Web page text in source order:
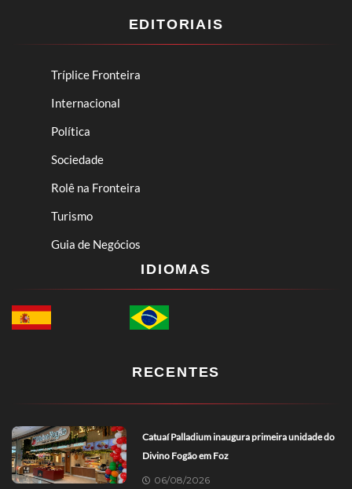
EDITORIAIS
Tríplice Fronteira
Internacional
Política
Sociedade
Rolê na Fronteira
Turismo
Guia de Negócios
IDIOMAS
RECENTES
Catuaí Palladium inaugura primeira unidade do
Divino Fogão em Foz
06/08/2026